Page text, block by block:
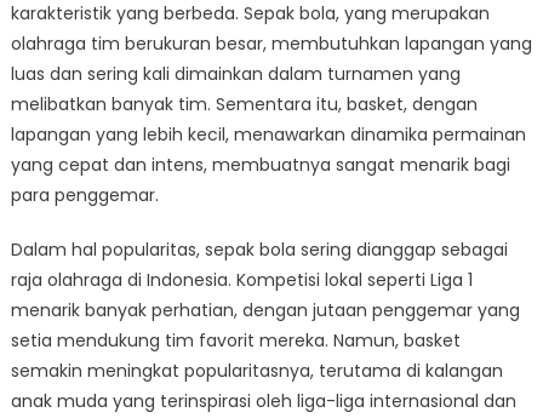
karakteristik yang berbeda. Sepak bola, yang merupakan
olahraga tim berukuran besar, membutuhkan lapangan yang
luas dan sering kali dimainkan dalam turnamen yang
melibatkan banyak tim. Sementara itu, basket, dengan
lapangan yang lebih kecil, menawarkan dinamika permainan
yang cepat dan intens, membuatnya sangat menarik bagi
para penggemar.
Dalam hal popularitas, sepak bola sering dianggap sebagai
raja olahraga di Indonesia. Kompetisi lokal seperti Liga 1
menarik banyak perhatian, dengan jutaan penggemar yang
setia mendukung tim favorit mereka. Namun, basket
semakin meningkat popularitasnya, terutama di kalangan
anak muda yang terinspirasi oleh liga-liga internasional dan